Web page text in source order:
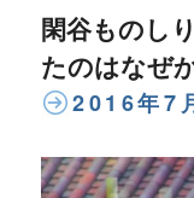
閑谷ものし
たのはなぜ
2016年7